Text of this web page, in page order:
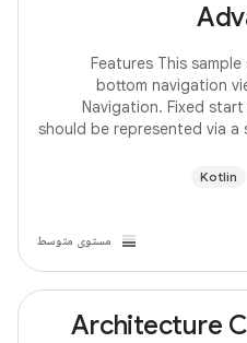
Features This
bottom navigation
Navigation. Fixed
should be represented via
Kotlin
مستوى متوسط
Architecture